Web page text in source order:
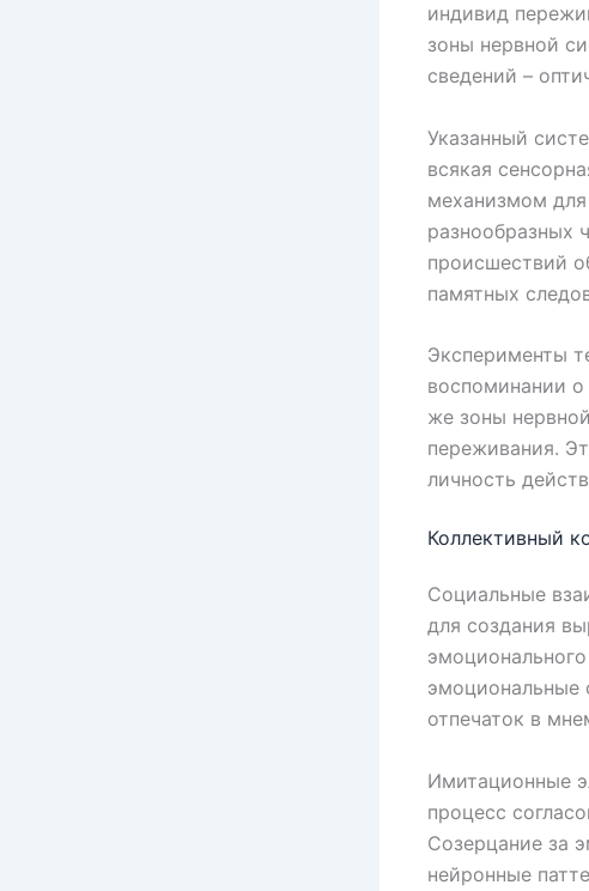
индивид
зоны нервной
сведений –
Указанный
всякая
механизмом для
разнообразных
происшествий
памятных
Эксперименты
воспоминании
же зоны
переживания.
личность
Коллективный
Социальные
для создания
эмоциональные
отпечаток в
Имитационные
процесс
Созерцание за
нейронные